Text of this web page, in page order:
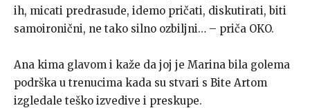
ih, micati predrasude, idemo pričati, diskutirati, biti
samoironični, ne tako silno ozbiljni… – priča OKO.
Ana kima glavom i kaže da joj je Marina bila golema
podrška u trenucima kada su stvari s Bite Artom
izgledale teško izvedive i preskupe.